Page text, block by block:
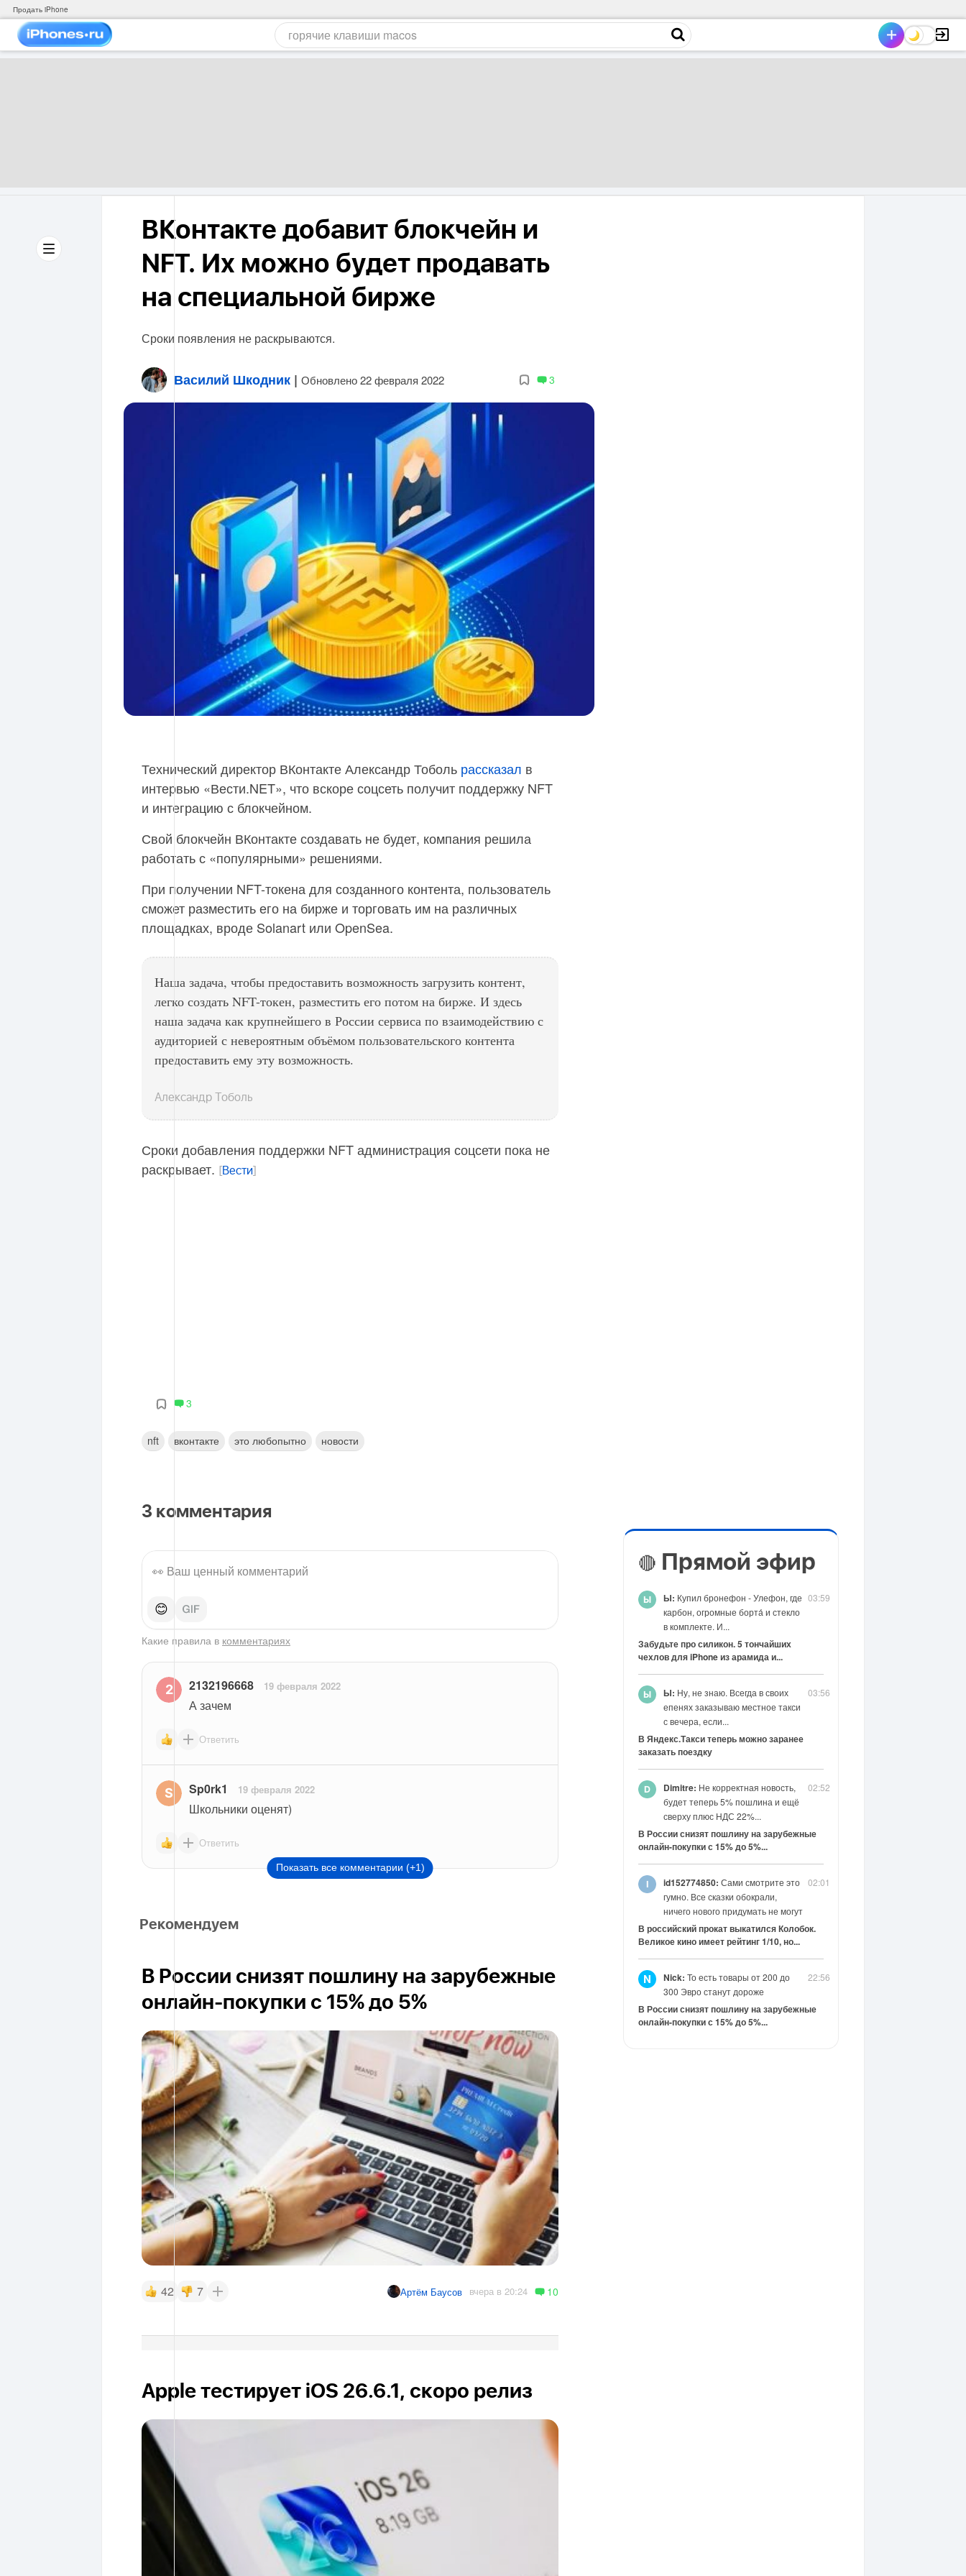
Продать iPhone
ВКонтакте добавит блокчейн и
NFT. Их можно будет продавать
на специальной бирже
Сроки появления не раскрываются.
Василий Шкодник | Обновлено 22 февраля 2022 3
Технический директор ВКонтакте Александр Тоболь рассказал в
интервью «Вести.NET», что вскоре соцсеть получит поддержку NFT
и интеграцию с блокчейном.
Свой блокчейн ВКонтакте создавать не будет, компания решила
работать с «популярными» решениями.
При получении NFT-токена для созданного контента, пользователь
сможет разместить его на бирже и торговать им на различных
площадках, вроде Solanart или OpenSea.
Наша задача, чтобы предоставить возможность загрузить контент,
легко создать NFT-токен, разместить его потом на бирже. И здесь
наша задача как крупнейшего в России сервиса по взаимодействию с
аудиторией с невероятным объёмом пользовательского контента
предоставить ему эту возможность.
Александр Тоболь
Сроки добавления поддержки NFT администрация соцсети пока не
раскрывает. [Вести]
3
nft вконтакте это любопытно новости
3 комментария
😊
Какие правила в комментариях
2132196668 19 февраля 2022
А зачем
Ответить
Sp0rk1 19 февраля 2022
Школьники оценят)
Ответить
Показать все комментарии (+1)
Рекомендуем
В России снизят пошлину на зарубежные
онлайн-покупки с 15% до 5%
42 7 Артём Баусов вчера в 20:24 10
Apple тестирует iOS 26.6.1, скоро релиз
🔴 Прямой эфир
03:59
Ы: Купил бронефон - Улефон, где
карбон, огромные борта́ и стекло
в комплекте. И...
Забудьте про силикон. 5 тончайших
чехлов для iPhone из арамида и...
03:56
Ы: Ну, не знаю. Всегда в своих
епенях заказываю местное такси
с вечера, если...
В Яндекс.Такси теперь можно заранее
заказать поездку
02:52
Dimitre: Не корректная новость,
будет теперь 5% пошлина и ещё
сверху плюс НДС 22%...
В России снизят пошлину на зарубежные
онлайн-покупки с 15% до 5%...
02:01
id152774850: Сами смотрите это
гумно. Все сказки обокрали,
ничего нового придумать не могут
В российский прокат выкатился Колобок.
Великое кино имеет рейтинг 1/10, но...
22:56
N Nick: То есть товары от 200 до
300 Эвро станут дороже
В России снизят пошлину на зарубежные
онлайн-покупки с 15% до 5%...